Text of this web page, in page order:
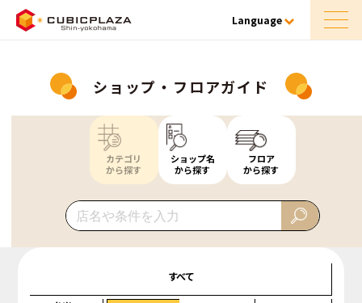
Language
ショップ・フロアガイド
カテゴリ
から探す
ショップ名
から探す
フロア
から探す
すべて